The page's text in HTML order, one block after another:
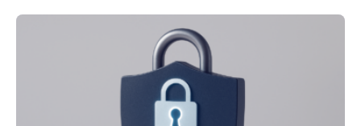
koordiniert wird. Ab dem 1. September werden sich
über einen Zeitraum von vier Jahren insgesamt 15
Promovierende im Rahmen von CAVECORE mit
kognitiven Robotern beschäftigen – also mit Robotern,
die mittels Sensoren ihre Umgebung erfassen,